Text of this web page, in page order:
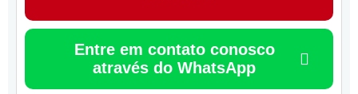
Entre em contato conosco
através do WhatsApp